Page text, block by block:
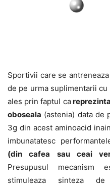
Sportivii care se
de pe urma suplimentarii cu
ales prin faptul ca
oboseala (astenia) data de
3g din acest aminoacid
imbunatatesc
(din cafea sau ceai
Presupusul mecanism
stimuleaza sinteza de